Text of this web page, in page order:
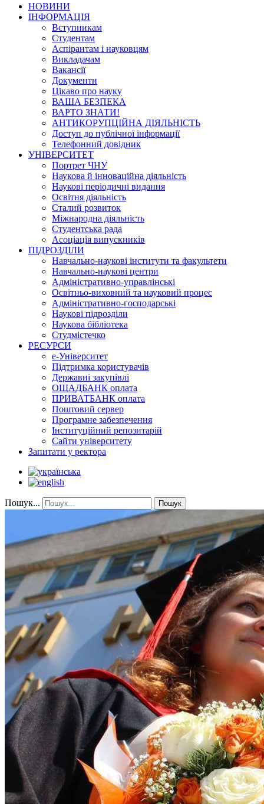
НОВИНИ
ІНФОРМАЦІЯ
Вступникам
Студентам
Аспірантам і науковцям
Викладачам
Вакансії
Документи
Цікаво про науку
ВАША БЕЗПЕКА
ВАРТО ЗНАТИ!
АНТИКОРУПЦІЙНА ДІЯЛЬНІСТЬ
Доступ до публічної інформації
Телефонний довідник
УНІВЕРСИТЕТ
Портрет ЧНУ
Наукова й інноваційна діяльність
Наукові періодичні видання
Освітня діяльність
Сталий розвиток
Міжнародна діяльність
Студентська рада
Асоціація випускників
ПІДРОЗДІЛИ
Навчально-наукові інститути та факультети
Навчально-наукові центри
Адміністративно-управлінські
Освітньо-виховний та науковий процес
Адміністративно-господарські
Наукові підрозділи
Наукова бібліотека
Студмістечко
РЕСУРСИ
е-Університет
Підтримка користувачів
Державні закупівлі
ОЩАДБАНК оплата
ПРИВАТБАНК оплата
Поштовий сервер
Програмне забезпечення
Інституційний репозитарій
Сайти університету
Запитати у ректора
Пошук... Пошук